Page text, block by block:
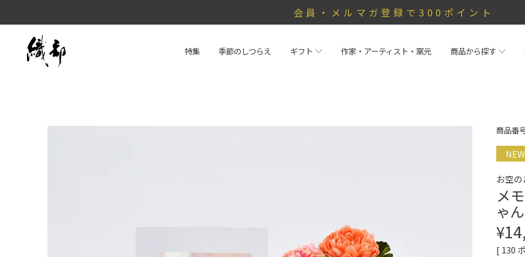
会員・メルマガ登録で300ポイント
特集 季節のしつらえ ギフト 作家・アーティスト・窯元 商品から探す
商品番
NEW
お空
メ
ゃん
¥
[ 130